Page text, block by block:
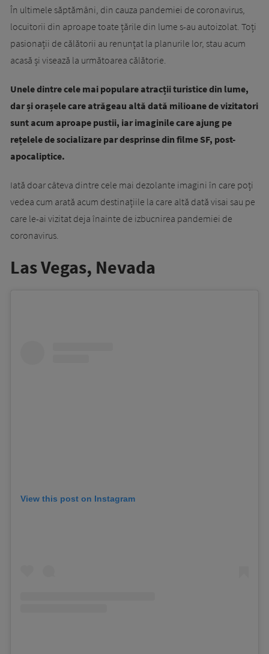
În ultimele săptămâni, din cauza pandemiei de coronavirus,
locuitorii din aproape toate țările din lume s-au autoizolat. Toți
pasionații de călătorii au renunțat la planurile lor, stau acum
acasă și visează la următoarea călătorie.
Unele dintre cele mai populare atracții turistice din lume,
dar și orașele care atrăgeau altă dată milioane de vizitatori
sunt acum aproape pustii, iar imaginile care ajung pe
rețelele de socializare par desprinse din filme SF, post-
apocaliptice.
Iată doar câteva dintre cele mai dezolante imagini în care poți
vedea cum arată acum destinațiile la care altă dată visai sau pe
care le-ai vizitat deja înainte de izbucnirea pandemiei de
coronavirus.
Las Vegas, Nevada
View this post on Instagram